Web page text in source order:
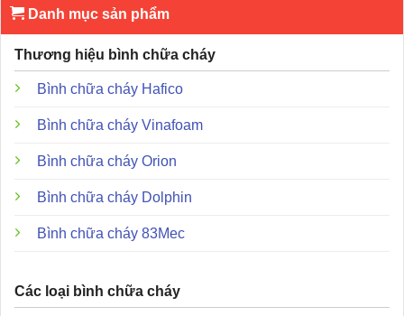
Nguồn điện:12V DC và 24V DC (tự động nhận diện).
Dòng điện chờ: 35-40mA (12V) hoặc 65-70mA (24V).
Dòng báo động:75-90mA (12V) hoặc 90-105mA
0.050% đến 0.300%.
Nhiệt độ hoạt động:-10°C đến +55°C.
cao).
Danh mục sản phẩm
Thương hiệu bình chữa cháy
Bình chữa cháy Hafico
Bình chữa cháy Vinafoam
Bình chữa cháy Orion
Bình chữa cháy Dolphin
Bình chữa cháy 83Mec
Các loại bình chữa cháy